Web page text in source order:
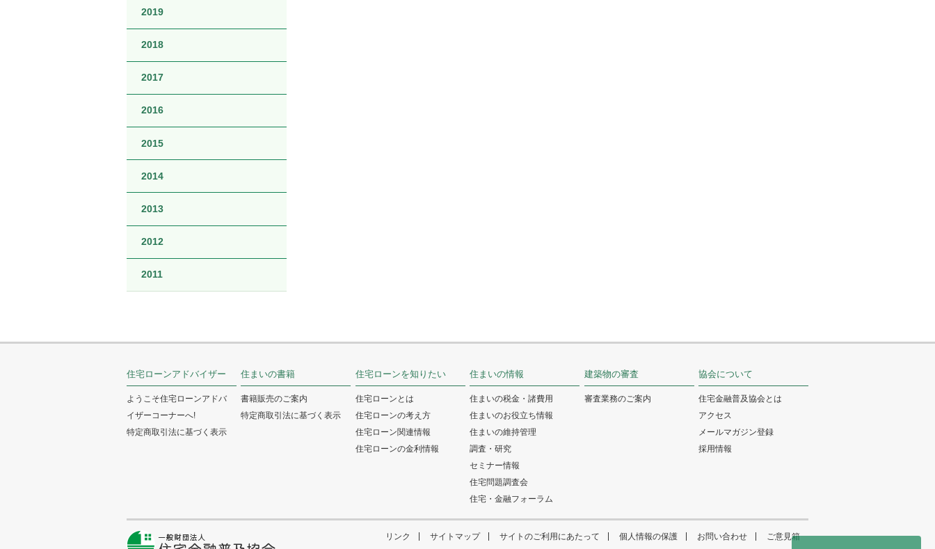
2019
2018
2017
2016
2015
2014
2013
2012
2011
住宅ローンアドバイザー
ようこそ住宅ローンアドバ
イザーコーナーへ!
特定商取引法に基づく表示
住まいの書籍
書籍販売のご案内
特定商取引法に基づく表示
住宅ローンを知りたい
住宅ローンとは
住宅ローンの考え方
住宅ローン関連情報
住宅ローンの金利情報
住まいの情報
住まいの税金・諸費用
住まいのお役立ち情報
住まいの維持管理
調査・研究
セミナー情報
住宅問題調査会
住宅・金融フォーラム
建築物の審査
審査業務のご案内
協会について
住宅金融普及協会とは
アクセス
メールマガジン登録
採用情報
リンク サイトマップ サイトのご利用にあたって 個人情報の保護 お問い合わせ ご意見箱